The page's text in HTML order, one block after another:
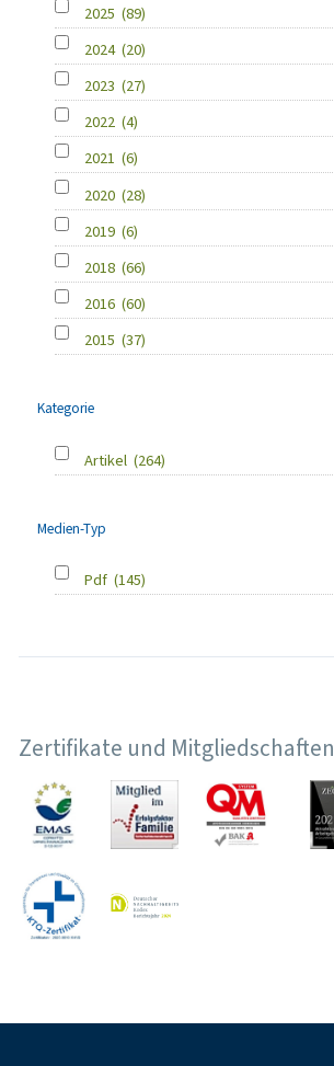
2025 (89)
2024 (20)
2023 (27)
2022 (4)
2021 (6)
2020 (28)
2019 (6)
2018 (66)
2016 (60)
2015 (37)
Kategorie
Artikel (264)
Medien-Typ
Pdf (145)
Zertifikate und Mitgliedschaften